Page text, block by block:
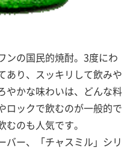
ンの国民的焼酎。3度にわ
あり、スッキリして飲みや
やかな味わいは、どんな料
ロックで飲むのが一般的で
むのも人気です。
バー、「チャスミル」シリ